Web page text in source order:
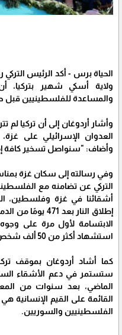
الحياة برس - أكد الرئيس
ولاية أسكي شهير بتركيا،
والمساعدة للفلسطينيين قبل
وأشار أردوغان إلى أن تركيا
العدوان الإسرائيلي على
وأضاف: "سنواصل تسخير كافة
وفي رسالته إلى سكان غزة
التركي عن تضامنه مع
أشقائنا في غزة وفلسطين،
إطلاق النار بعد
الابتسامة لأول مرة على
استشهاد أكثر من 50 ألف شخص، أغلبهم من الأطفال والنساء.
كما أشاد أردوغان بموقف
ستستمر في دعم الأشقاء
الماضي، بعد سنوات من
القائمة على القيم الإنسانية
الفلسطينيين والسوريين.